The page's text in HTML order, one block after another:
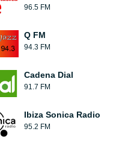
96.5 FM
Q FM
94.3 FM
Cadena Dial
91.7 FM
Ibiza Sonica Radio
95.2 FM